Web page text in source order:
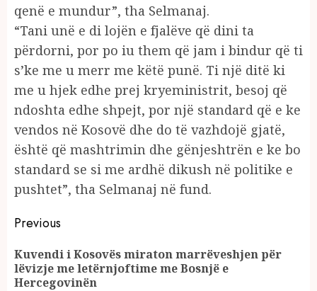
qenë e mundur”, tha Selmanaj.
“Tani unë e di lojën e fjalëve që dini ta
përdorni, por po iu them që jam i bindur që ti
s’ke me u merr me këtë punë. Ti një ditë ki
me u hjek edhe prej kryeministrit, besoj që
ndoshta edhe shpejt, por një standard që e ke
vendos në Kosovë dhe do të vazhdojë gjatë,
është që mashtrimin dhe gënjeshtrën e ke bo
standard se si me ardhë dikush në politike e
pushtet”, tha Selmanaj në fund.
Continue
Reading
Previous
Kuvendi i Kosovës miraton marrëveshjen për
lëvizje me letërnjoftime me Bosnjë e
Hercegovinën